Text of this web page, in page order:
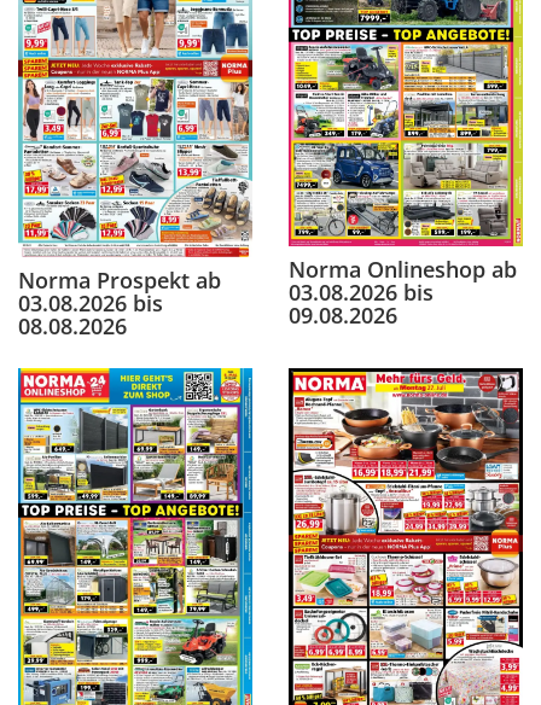
Norma Prospekt ab
03.08.2026 bis
08.08.2026
Norma Onlineshop ab
03.08.2026 bis
09.08.2026